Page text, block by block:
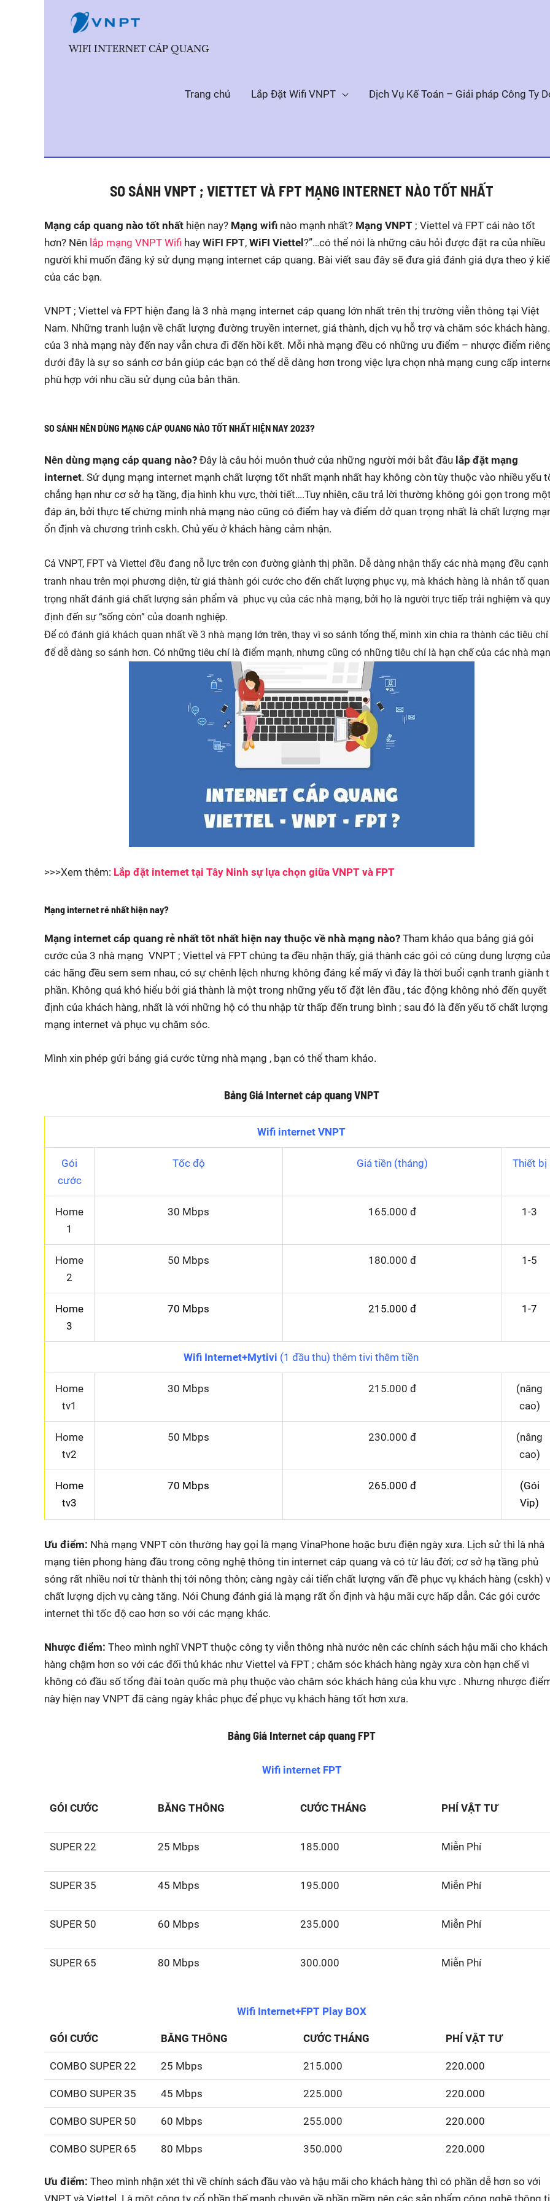
WIFI INTERNET CÁP QUANG
Trang chủ Lắp Đặt Wifi VNPT Dịch Vụ Kế Toán – Giải pháp Công Ty
SO SÁNH VNPT ; VIETTET VÀ FPT MẠNG INTERNET NÀO TỐT NHẤT
Mạng cáp quang nào tốt nhất hiện nay? Mạng wifi nào mạnh nhất? Mạng VNPT ; Viettel và FPT cái nào tốt
hơn? Nên lắp mạng VNPT Wifi hay WiFI FPT, WiFI Viettel ?”…có thể nói là những câu hỏi được đặt ra của nhiều
người khi muốn đăng ký sử dụng mạng internet cáp quang. Bài viết sau đây sẽ đưa giá đánh giá dựa theo ý
của các bạn.
VNPT ; Viettel và FPT hiện đang là 3 nhà mạng internet cáp quang lớn nhất trên thị trường viễn thông tại Việt
Nam. Những tranh luận về chất lượng đường truyền internet, giá thành, dịch vụ hỗ trợ và chăm sóc khách
của 3 nhà mạng này đến nay vẫn chưa đi đến hồi kết. Mỗi nhà mạng đều có những ưu điểm – nhược điểm
dưới đây là sự so sánh cơ bản giúp các bạn có thể dễ dàng hơn trong việc lựa chọn nhà mạng cung cấp
phù hợp với nhu cầu sử dụng của bản thân.
SO SÁNH NÊN DÙNG MẠNG CÁP QUANG NÀO TỐT NHẤT HIỆN NAY 2023?
Nên dùng mạng cáp quang nào? Đây là câu hỏi muôn thuở của những người mới bắt đầu lắp đặt mạng
internet. Sử dụng mạng internet mạnh chất lượng tốt nhất mạnh nhất hay không còn tùy thuộc vào nhiều yếu
chẳng hạn như cơ sở hạ tầng, địa hình khu vực, thời tiết….Tuy nhiên, câu trả lời thường không gói gọn trong
đáp án, bởi thực tế chứng minh nhà mạng nào cũng có điểm hay và điểm dở quan trọng nhất là chất lượng
ổn định và chương trình cskh. Chủ yếu ở khách hàng cảm nhận.
Cả VNPT, FPT và Viettel đều đang nỗ lực trên con đường giành thị phần. Dễ dàng nhận thấy các nhà mạng đều cạnh
tranh nhau trên mọi phương diện, từ giá thành gói cước cho đến chất lượng phục vụ, mà khách hàng là nhân tố quan
trọng nhất đánh giá chất lượng sản phẩm và phục vụ của các nhà mạng, bởi họ là người trực tiếp trải nghiệm và
định đến sự “sống còn” của doanh nghiệp.
Để có đánh giá khách quan nhất về 3 nhà mạng lớn trên, thay vì so sánh tổng thể, mình xin chia ra thành các tiêu chí
để dễ dàng so sánh hơn. Có những tiêu chí là điểm mạnh, nhưng cũng có những tiêu chí là hạn chế của các nhà
>>>Xem thêm: Lắp đặt internet tại Tây Ninh sự lựa chọn giữa VNPT và FPT
Mạng internet rẻ nhất hiện nay?
Mạng internet cáp quang rẻ nhất tôt nhất hiện nay thuộc về nhà mạng nào? Tham khảo qua bảng giá gói
cước của 3 nhà mạng VNPT ; Viettel và FPT chúng ta đều nhận thấy, giá thành các gói có cùng dung lượng
các hãng đều sem sem nhau, có sự chênh lệch nhưng không đáng kể mấy vì đây là thời buổi cạnh tranh giành
phần. Không quá khó hiểu bởi giá thành là một trong những yếu tố đặt lên đầu , tác động không nhỏ đến quyết
định của khách hàng, nhất là với những hộ có thu nhập từ thấp đến trung bình ; sau đó là đến yếu tố chất lượng
mạng internet và phục vụ chăm sóc.
Mình xin phép gửi bảng giá cước từng nhà mạng , bạn có thể tham khảo.
Bảng Giá Internet cáp quang VNPT
Wifi internet VNPT
Gói
cước
Tốc độ Giá tiền (tháng) Thiết bị
Home
1
30 Mbps 165.000 đ 1-3
Home
2
50 Mbps 180.000 đ 1-5
Home
3
70 Mbps 215.000 đ 1-7
Wifi Internet+Mytivi (1 đầu thu) thêm tivi thêm tiền
Home
tv1
30 Mbps 215.000 đ
(nâng
cao)
Home
tv2
50 Mbps 230.000 đ
(nâng
cao)
Home
tv3
70 Mbps 265.000 đ
(Gói
Vip)
Ưu điểm: Nhà mạng VNPT còn thường hay gọi là mạng VinaPhone hoặc bưu điện ngày xưa. Lịch sử thì là nhà
mạng tiên phong hàng đầu trong công nghệ thông tin internet cáp quang và có từ lâu đời; cơ sở hạ tầng phủ
sóng rất nhiều nơi từ thành thị tới nông thôn; càng ngày cải tiến chất lượng vấn đề phục vụ khách hàng (cskh)
chất lượng dịch vụ càng tăng. Nói Chung đánh giá là mạng rất ổn định và hậu mãi cực hấp dẫn. Các gói cước
internet thì tốc độ cao hơn so với các mạng khác.
Nhược điểm: Theo mình nghĩ VNPT thuộc công ty viễn thông nhà nước nên các chính sách hậu mãi cho khách
hàng chậm hơn so với các đối thủ khác như Viettel và FPT ; chăm sóc khách hàng ngày xưa còn hạn chế vì
không có đầu số tổng đài toàn quốc mà phụ thuộc vào chăm sóc khách hàng của khu vực . Nhưng nhược
này hiện nay VNPT đã càng ngày khắc phục để phục vụ khách hàng tốt hơn xưa.
Bảng Giá Internet cáp quang FPT
Wifi internet FPT
GÓI CƯỚC BĂNG THÔNG CƯỚC THÁNG PHÍ VẬT TƯ
SUPER 22 25 Mbps 185.000 Miễn Phí
SUPER 35 45 Mbps 195.000 Miễn Phí
SUPER 50 60 Mbps 235.000 Miễn Phí
SUPER 65 80 Mbps 300.000 Miễn Phí
Wifi Internet+FPT Play BOX
GÓI CƯỚC BĂNG THÔNG CƯỚC THÁNG PHÍ VẬT TƯ
COMBO SUPER 22 25 Mbps 215.000 220.000
COMBO SUPER 35 45 Mbps 225.000 220.000
COMBO SUPER 50 60 Mbps 255.000 220.000
COMBO SUPER 65 80 Mbps 350.000 220.000
Ưu điểm: Theo mình nhận xét thì về chính sách đầu vào và hậu mãi cho khách hàng thì có phần dễ hơn so với